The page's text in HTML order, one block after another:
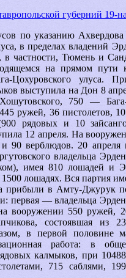
губерний 19-
по указанию
в пределах владений
в частности, Тюмень и
на прямом пути
улуса.
выступила на Дон 8
750 — Бага-
ружей, 36 пистолетов, 10
рядовых и 10
12 апреля. На
90 верблюдов. 20 апреля
владельца
имея 810 лошадей и
лошадях. Вся партия
прибыли в Амту-Джурук
первая — владельца
вооружении 550 ружей,
состоявшая из
в первой половине
работа: в
калмыков, при
715 саблями,